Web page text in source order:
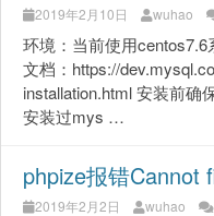
2019年2月10日 wuhao
环境：当前使用
文档：https://
installation.html 安装前确
安装过mys …
phpize报错Cannot
2019年2月2日 wuhao